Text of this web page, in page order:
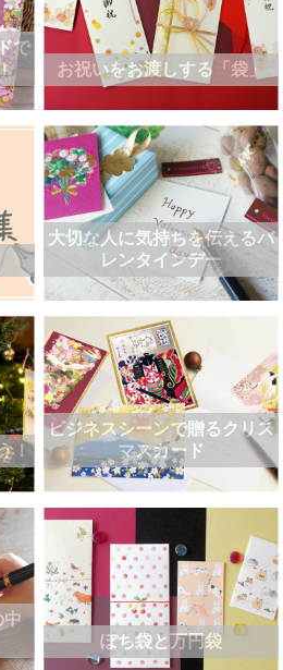
で
お祝いをお渡しする「袋」
大切な人に気持ちを伝えるバ
レンタインデー
！
ビジネスシーンで贈るクリス
マスカード
中
ぽち袋と万円袋